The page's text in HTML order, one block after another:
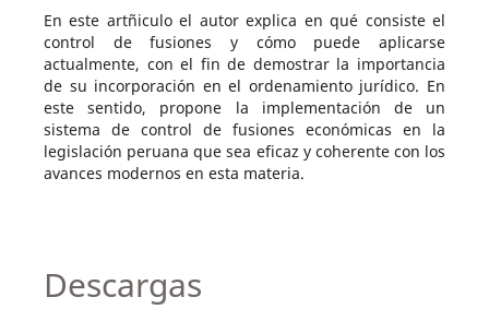
En este artñiculo el autor explica en qué consiste el
control de fusiones y cómo puede aplicarse
actualmente, con el fin de demostrar la importancia
de su incorporación en el ordenamiento jurídico. En
este sentido, propone la implementación de un
sistema de control de fusiones económicas en la
legislación peruana que sea eficaz y coherente con los
avances modernos en esta materia.
Descargas